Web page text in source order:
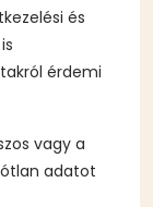
és
érdemi
vagy a
adatot